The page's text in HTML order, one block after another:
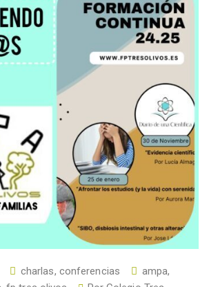
charlas, conferencias ampa,